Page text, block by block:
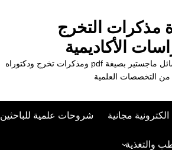
مذكرات التخرج
الأكاديمية
تحميل رسائل ماجستير بصيغة pdf ومذكرات تخرج ودكتوراه
من التخصصات العلمية
مجانية شروحات علمية للباحثين
والتغذية